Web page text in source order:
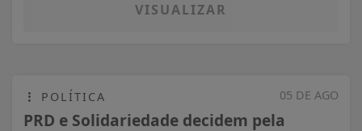
VISUALIZAR
05 DE AGO
POLÍTICA
PRD e Solidariedade decidem pela